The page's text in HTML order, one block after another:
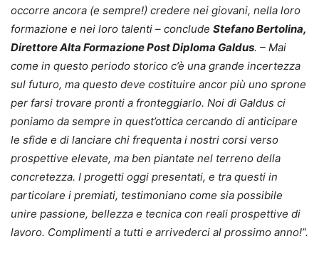
occorre ancora (e sempre!) credere nei giovani, nella loro
formazione e nei loro talenti – conclude Stefano Bertolina,
Direttore Alta Formazione Post Diploma Galdus. – Mai
come in questo periodo storico c’è una grande incertezza
sul futuro, ma questo deve costituire ancor più uno sprone
per farsi trovare pronti a fronteggiarlo. Noi di Galdus ci
poniamo da sempre in quest’ottica cercando di anticipare
le sfide e di lanciare chi frequenta i nostri corsi verso
prospettive elevate, ma ben piantate nel terreno della
concretezza. I progetti oggi presentati, e tra questi in
particolare i premiati, testimoniano come sia possibile
unire passione, bellezza e tecnica con reali prospettive di
lavoro. Complimenti a tutti e arrivederci al prossimo anno!”.